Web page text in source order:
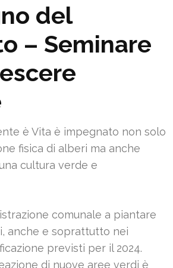
del
– Seminare
è Vita è impegnato non solo
fisica di alberi ma anche
cultura verde e
comunale a piantare
anche e soprattutto nei
previsti per il 2024.
di nuove aree verdi è